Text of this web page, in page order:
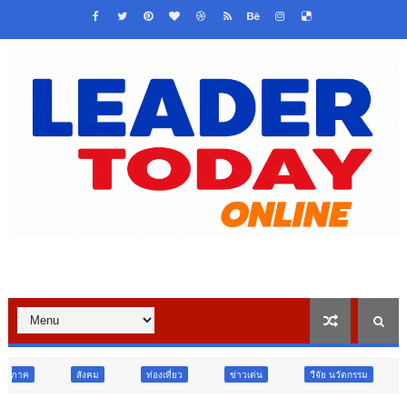
ท่องเที่ยว ข่าวเด่น วืจัย นวัตกรรม สังคม